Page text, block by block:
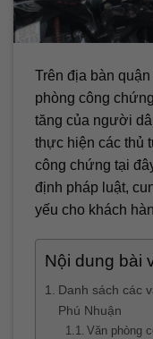
Trên địa bàn
phòng công
tăng của người
thực hiện các thủ
công chứng tại
định pháp luật,
yếu cho khách
Nội dung bài
Danh sách các
Phú Nhuận
Văn phòng